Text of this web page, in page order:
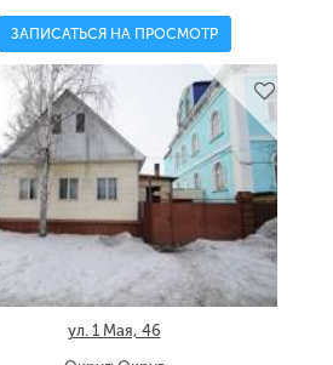
ЗАПИСАТЬСЯ НА ПРОСМОТР
ул. 1 Мая, 46